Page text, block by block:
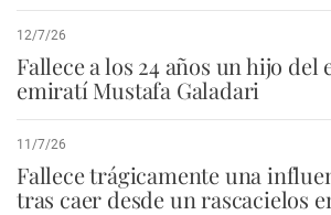
12/7/26
Fallece a los 24 años un hijo del
emiratí Mustafa Galadari
11/7/26
Fallece trágicamente una
tras caer desde un rascacielos